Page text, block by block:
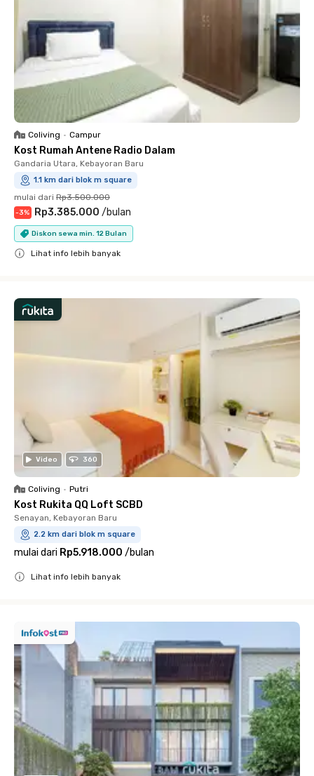
Coliving • Campur
Kost Rumah Antene Radio Dalam
Gandaria Utara, Kebayoran Baru
1.1 km dari blok m square
mulai dari Rp3.500.000
-3% Rp3.385.000 /bulan
Diskon sewa min. 12 Bulan
Lihat info lebih banyak
Video 360
Coliving • Putri
Kost Rukita QQ Loft SCBD
Senayan, Kebayoran Baru
2.2 km dari blok m square
mulai dari Rp5.918.000 /bulan
Lihat info lebih banyak